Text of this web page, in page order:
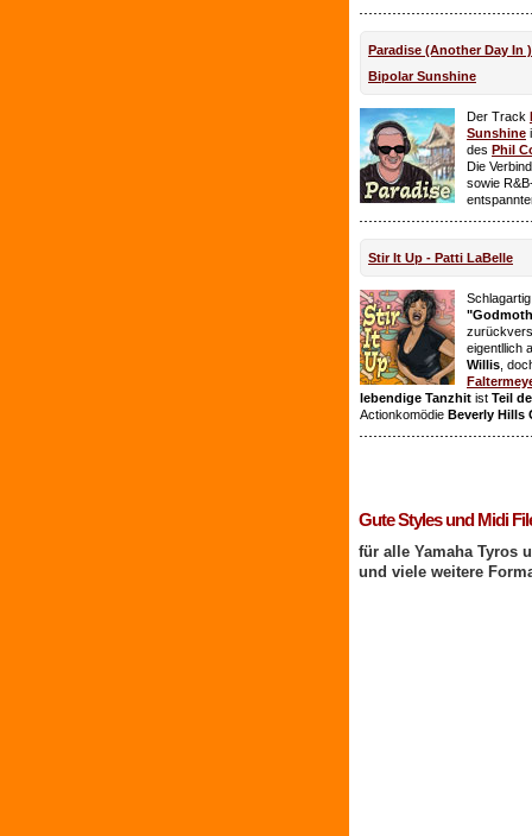
Paradise (Another Day In
Bipolar Sunshine
Der Track
Sunshine
des Phil
Die
sowie
Stir It Up - Patti LaBelle
eigentllich
Willis ,
lebendige Tanzhit ist Teil
Actionkomödie Beverly Hills
Gute Styles und Midi
für alle Yamaha Tyros
und viele weitere